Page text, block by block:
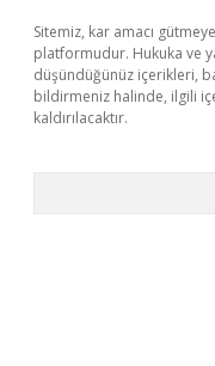
Sitemiz, kar amacı
platformudur. Hukuka ve
düşündüğünüz içerikleri,
bildirmeniz halinde, ilgili
kaldırılacaktır.